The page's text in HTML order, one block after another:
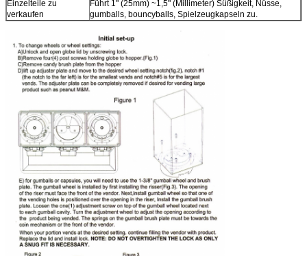
Einzelteile zu
verkaufen
Führt 1" (25mm) ~1,5" (Millimeter) Süßigkeit, Nüsse,
gumballs, bouncyballs, Spielzeugkapseln zu.